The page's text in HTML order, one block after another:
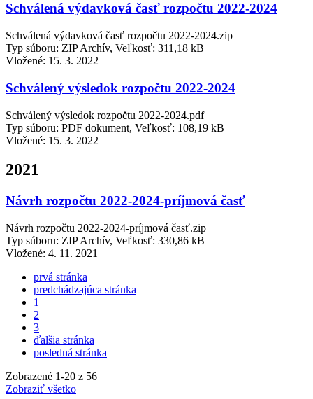
Schválená výdavková časť rozpočtu 2022-2024
Schválená výdavková časť rozpočtu 2022-2024.zip
Typ súboru: ZIP Archív, Veľkosť: 311,18 kB
Vložené: 15. 3. 2022
Schválený výsledok rozpočtu 2022-2024
Schválený výsledok rozpočtu 2022-2024.pdf
Typ súboru: PDF dokument, Veľkosť: 108,19 kB
Vložené: 15. 3. 2022
2021
Návrh rozpočtu 2022-2024-príjmová časť
Návrh rozpočtu 2022-2024-príjmová časť.zip
Typ súboru: ZIP Archív, Veľkosť: 330,86 kB
Vložené: 4. 11. 2021
prvá stránka
predchádzajúca stránka
1
2
3
ďalšia stránka
posledná stránka
Zobrazené 1-20 z 56
Zobraziť všetko